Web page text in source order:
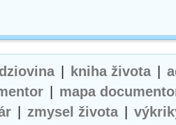
dziovina kniha života
mapa
zmysel života